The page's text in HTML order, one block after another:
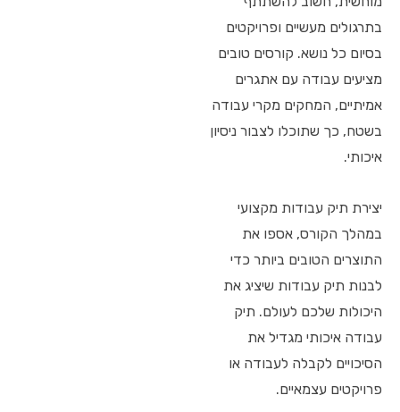
בתרגולים מעשיים ופרויקטים
בסיום כל נושא. קורסים טובים
מציעים עבודה עם אתגרים
אמיתיים, המחקים מקרי עבודה
בשטח, כך שתוכלו לצבור ניסיון
איכותי.
יצירת תיק עבודות מקצועי
במהלך הקורס, אספו את
התוצרים הטובים ביותר כדי
לבנות תיק עבודות שיציג את
היכולות שלכם לעולם. תיק
עבודה איכותי מגדיל את
הסיכויים לקבלה לעבודה או
פרויקטים עצמאיים.